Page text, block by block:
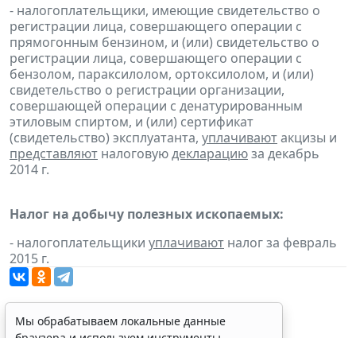
- налогоплательщики, имеющие свидетельство о
регистрации лица, совершающего операции с
прямогонным бензином, и (или) свидетельство о
регистрации лица, совершающего операции с
бензолом, параксилолом, ортоксилолом, и (или)
свидетельство о регистрации организации,
совершающей операции с денатурированным
этиловым спиртом, и (или) сертификат
(свидетельство) эксплуатанта, уплачиваютакцизы и
представляют налоговуюдекларациюза декабрь
2014 г.
Налог на добычу полезных ископаемых:
- налогоплательщики уплачивают налог за февраль
2015 г.
Мы обрабатываем локальные данные